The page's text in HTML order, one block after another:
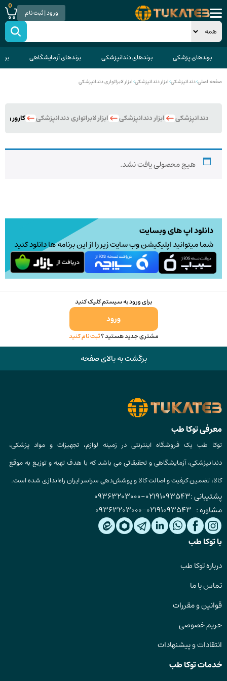
ورود | ثبت نام
0
برندهای پزشکی برندهای دندانپزشکی برندهای آزمایشگاهی
صفحه اصلی>دندانپزشکی>ابزار دندانپزشکی>ابزار لابراتواری دندانپزشکی
دندانپزشکی ابزار دندانپزشکی ابزار لابراتواری دندانپزشکی کارور
هیچ محصولی یافت نشد.
دانلود اپ های وبسایت
شما میتوانید اپلیکیشن وب سایت زیر را از این برنامه ها دانلود کنید
برای ورود به سیستم کلیک کنید
ورود
مشتری جدید هستید ؟ثبت نام کنید
برگشت به بالای صفحه
معرفی توکا طب
توکا طب یک فروشگاه اینترنتی در زمینه لوازم، تجهیزات و مواد پزشکی،
دندانپزشکی، آزمایشگاهی و تحقیقاتی می باشد که با هدف تهیه و توزیع به موقع
کالا، تضمین کیفیت و اصالت کالا و پوشش‌دهی سراسر ایران راه‌اندازی شده است.
پشتیبانی :02191093543
-
09363203000
مشاوره : 02191093543
-
09363203000
با توکا طب
درباره توکا طب
تماس با ما
قوانین و مقررات
حریم خصوصی
انتقادات و پیشنهادات
خدمات توکا طب